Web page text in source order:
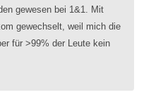
gewesen bei 1&1. Mit
gewechselt, weil mich die
für >99% der Leute kein